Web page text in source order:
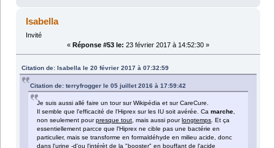
Isabella
Invité
« Réponse #53 le: 23 février 2017 à 14:52:30 »
Citation de: Isabella le 20 février 2017 à 07:32:59
Citation de: terryfrogger le 05 juillet 2016 à 17:59:42
Je suis aussi allé faire un tour sur Wikipédia et sur CareCure.
Il semble que l'efficacité de l'Hiprex sur les IU soit avérée. Camarche
non seulement pourpresque tout , mais aussi pourlongtemps . Et ça
essentiellement parcce que l'Hiprex ne cible pas une bactérie en
particulier, mais se transforme en formaldéhyde en milieu acide, donc
dans l'urine -d'ou l'intérèt de la "booster" en bouffant de l'acide